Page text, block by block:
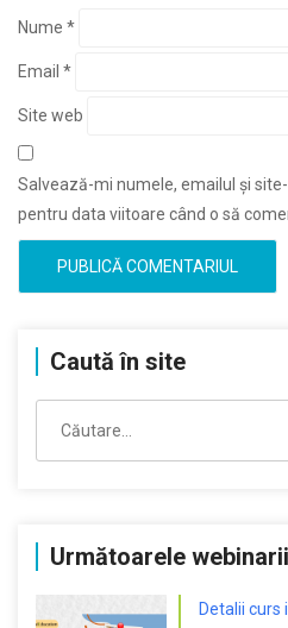
Nume *
Email *
Site web
Salvează-mi numele, emailul și
pentru data viitoare când o să
Caută în site
după:
Următoarele webinarii
Detalii curs